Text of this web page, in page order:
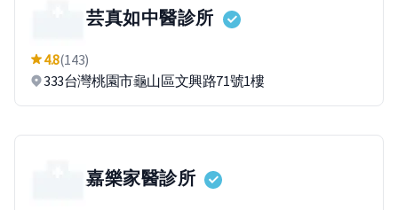
芸真如中醫診所
4.8(143)
333台灣桃園市龜山區文興路71號1樓
嘉樂家醫診所